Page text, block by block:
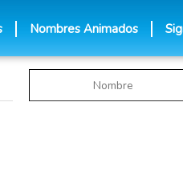
Nombres Animados